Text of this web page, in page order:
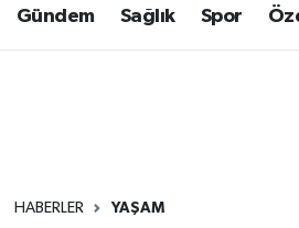
Gündem Sağlık Spor
HABERLER YAŞAM
ÇEVRE
Şanlıurfa Hava Durumu